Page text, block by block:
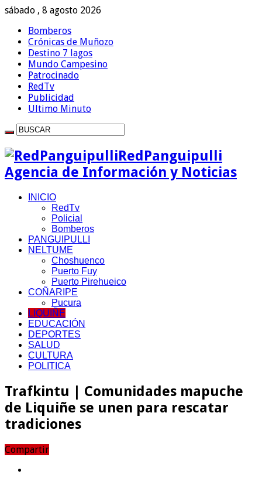
sábado , 8 agosto 2026
Bomberos
Crónicas de Muñozo
Destino 7 lagos
Mundo Campesino
Patrocinado
RedTv
Publicidad
Ultimo Minuto
RedPanguipulli
Agencia de Información y Noticias
INICIO
RedTv
Policial
Bomberos
PANGUIPULLI
NELTUME
Choshuenco
Puerto Fuy
Puerto Pirehueico
COÑARIPE
Pucura
LIQUIÑE
EDUCACIÓN
DEPORTES
SALUD
CULTURA
POLITICA
Trafkintu | Comunidades mapuche
de Liquiñe se unen para rescatar
tradiciones
Compartir